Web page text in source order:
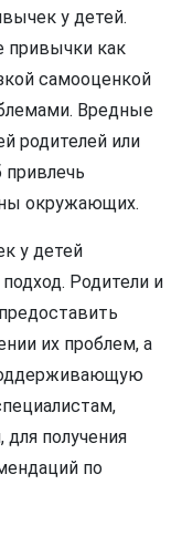
у детей.
привычки как
самооценкой
Вредные
родителей или
окружающих.
у детей
Родители и
их проблем, а
для получения
по